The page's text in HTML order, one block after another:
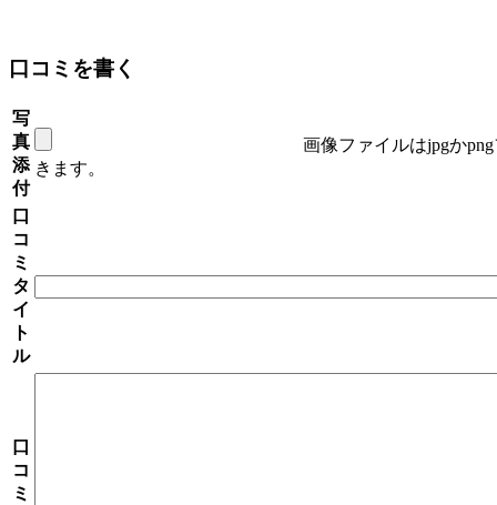
口コミを書く
写
真
添
付
画像ファイルはjpgか
きます。
口
コ
ミ
タ
イ
ト
ル
口
コ
ミ